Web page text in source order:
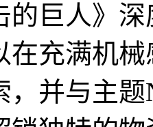
的巨人》
在充满机
，并与主